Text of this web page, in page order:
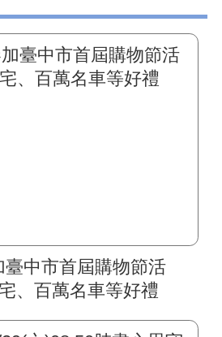
臺中市首屆購物節活
、百萬名車等好禮